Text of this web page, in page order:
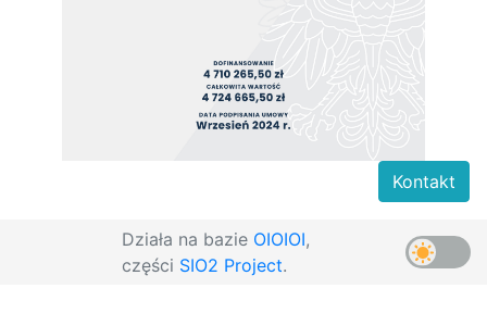
Działa na bazie OIOIOI,
części SIO2 Project.
Kontakt